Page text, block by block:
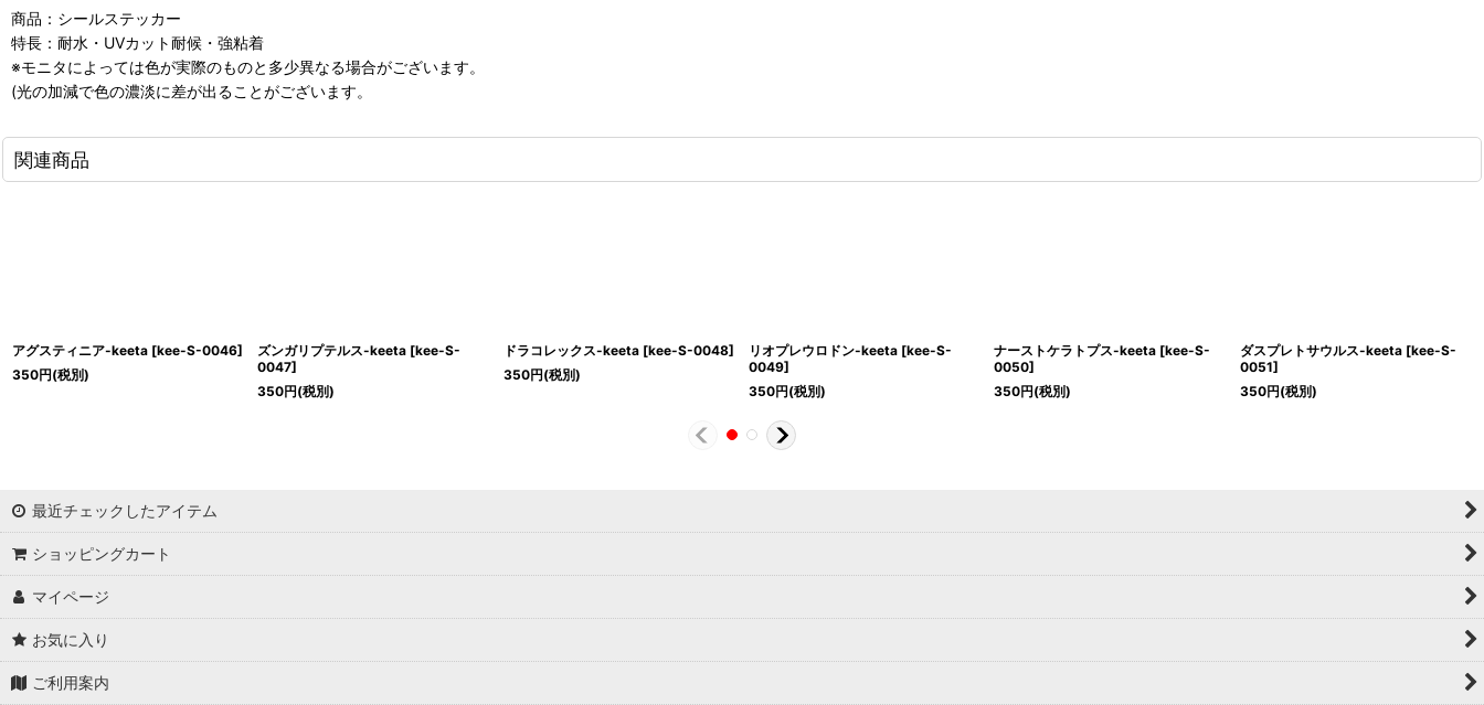
商品：シールステッカー
特長：耐水・UVカット耐候・強粘着
※モニタによっては色が実際のものと多少異なる場合がございます。
(光の加減で色の濃淡に差が出ることがございます。
関連商品
アグスティニア-keeta [kee-S-0046]
350円(税別)
ズンガリプテルス-keeta [kee-S-
0047]
350円(税別)
ドラコレックス-keeta [kee-S-0048]
350円(税別)
リオプレウロドン-keeta [kee-S-
0049]
350円(税別)
ナーストケラトプス-keeta [kee-S-
0050]
350円(税別)
ダスプレトサウルス-keeta [kee-S-
0051]
350円(税別)
最近チェックしたアイテム
ショッピングカート
マイページ
お気に入り
ご利用案内